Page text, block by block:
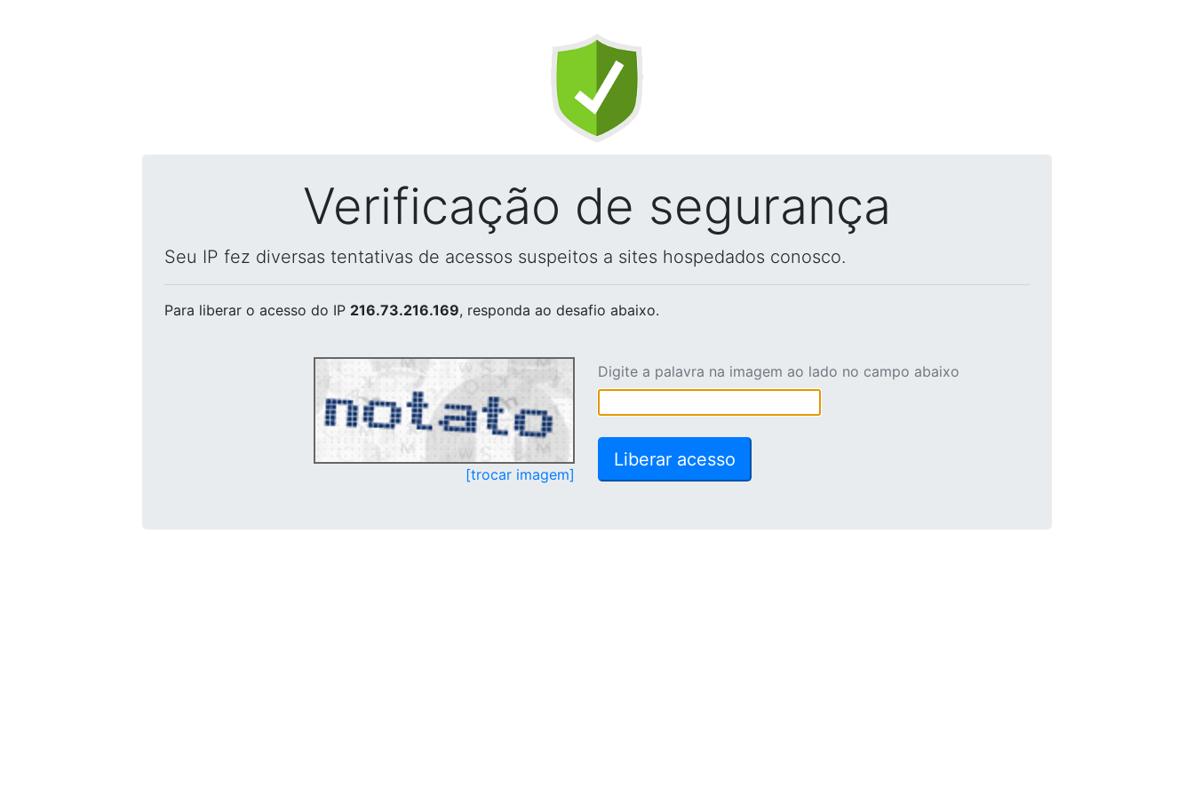
Verificação de segurança
Seu IP fez diversas tentativas de acessos suspeitos a sites hospedados conosco.
Para liberar o acesso do IP 216.73.216.169, responda ao desafio abaixo.
[trocar imagem]
Digite a palavra na imagem ao lado no campo abaixo